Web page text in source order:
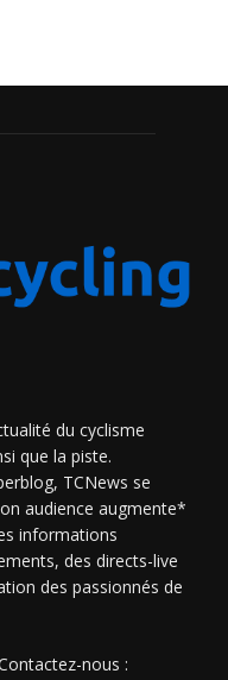
du cyclisme
que la piste.
TCNews se
audience augmente*
informations
des directs-live
des passionnés de
nous :